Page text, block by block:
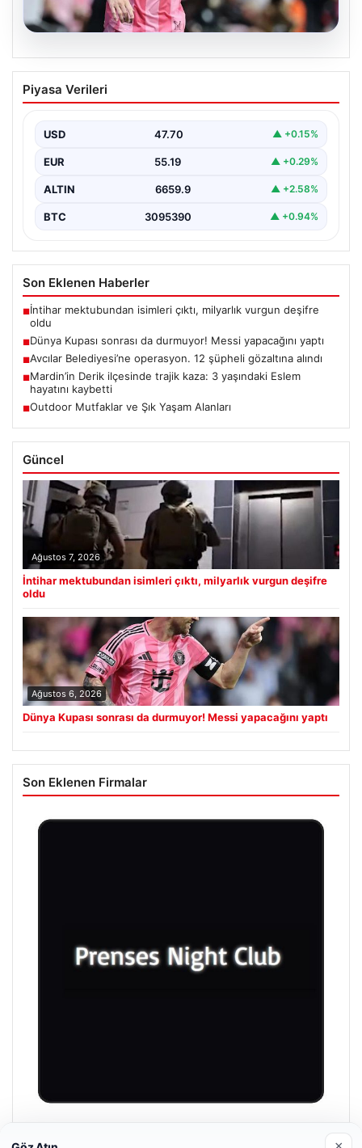
Dünya Kupası sonrası da durmuyor!
Messi yapacağını yaptı
Piyasa Verileri
USD 47.70 ▲ +0.15%
EUR 55.19 ▲ +0.29%
ALTIN 6659.9 ▲ +2.58%
BTC 3095390 ▲ +0.94%
Son Eklenen Haberler
■İntihar mektubundan isimleri çıktı, milyarlık vurgun deşifre
oldu
■Dünya Kupası sonrası da durmuyor! Messi yapacağını yaptı
■Avcılar Belediyesi’ne operasyon. 12 şüpheli gözaltına alındı
■Mardin’in Derik ilçesinde trajik kaza: 3 yaşındaki Eslem
hayatını kaybetti
■Outdoor Mutfaklar ve Şık Yaşam Alanları
Güncel
Ağustos 7, 2026
İntihar mektubundan isimleri çıktı, milyarlık vurgun deşifre
oldu
Ağustos 6, 2026
Dünya Kupası sonrası da durmuyor! Messi yapacağını yaptı
Son Eklenen Firmalar